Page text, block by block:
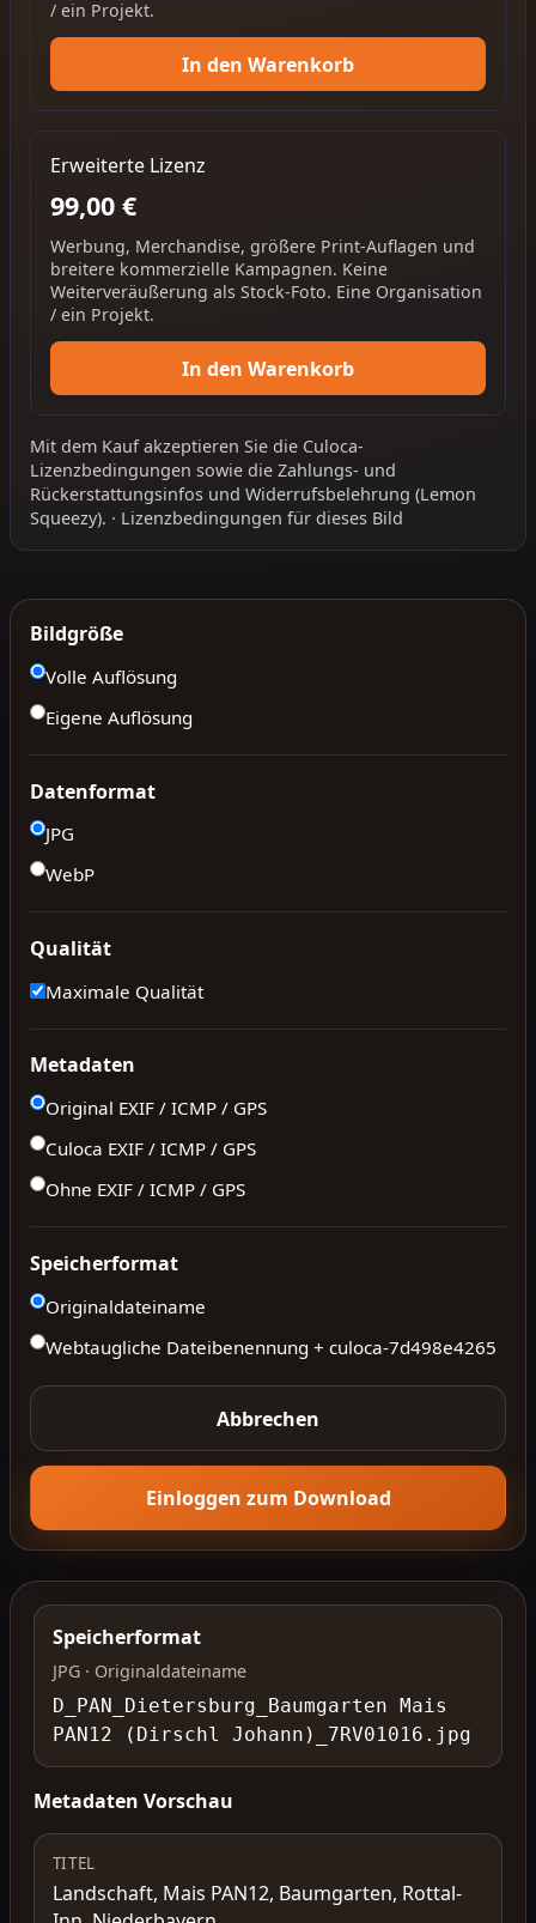
/ ein Projekt.
In den Warenkorb
Erweiterte Lizenz
99,00 €
Werbung, Merchandise, größere Print-Auflagen und
breitere kommerzielle Kampagnen. Keine
Weiterveräußerung als Stock-Foto. Eine Organisation
/ ein Projekt.
In den Warenkorb
Mit dem Kauf akzeptieren Sie die Culoca-
Lizenzbedingungen sowie die Zahlungs- und
Rückerstattungsinfos und Widerrufsbelehrung (Lemon
Squeezy). · Lizenzbedingungen für dieses Bild
Bildgröße
Volle Auflösung
Eigene Auflösung
Datenformat
JPG
WebP
Qualität
Maximale Qualität
Metadaten
Original EXIF / ICMP / GPS
Culoca EXIF / ICMP / GPS
Ohne EXIF / ICMP / GPS
Speicherformat
Originaldateiname
Webtaugliche Dateibenennung + culoca-7d498e4265
Abbrechen
Einloggen zum Download
Speicherformat
JPG · Originaldateiname
D_PAN_Dietersburg_Baumgarten Mais
PAN12 (Dirschl Johann)_7RV01016.jpg
Metadaten Vorschau
TITEL
Landschaft, Mais PAN12, Baumgarten, Rottal-